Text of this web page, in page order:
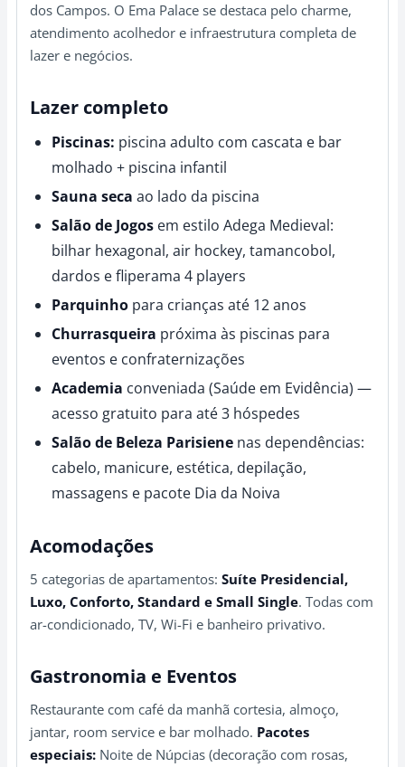
dos Campos. O Ema Palace se destaca pelo charme,
atendimento acolhedor e infraestrutura completa de
lazer e negócios.
Lazer completo
Piscinas: piscina adulto com cascata e bar
molhado + piscina infantil
Sauna seca ao lado da piscina
Salão de Jogos em estilo Adega Medieval:
bilhar hexagonal, air hockey, tamancobol,
dardos e fliperama 4 players
Parquinho para crianças até 12 anos
Churrasqueira próxima às piscinas para
eventos e confraternizações
Academia conveniada (Saúde em Evidência) —
acesso gratuito para até 3 hóspedes
Salão de Beleza Parisiene nas dependências:
cabelo, manicure, estética, depilação,
massagens e pacote Dia da Noiva
Acomodações
5 categorias de apartamentos: Suíte Presidencial,
Luxo, Conforto, Standard e Small Single. Todas com
ar-condicionado, TV, Wi-Fi e banheiro privativo.
Gastronomia e Eventos
Restaurante com café da manhã cortesia, almoço,
jantar, room service e bar molhado. Pacotes
especiais: Noite de Núpcias (decoração com rosas,